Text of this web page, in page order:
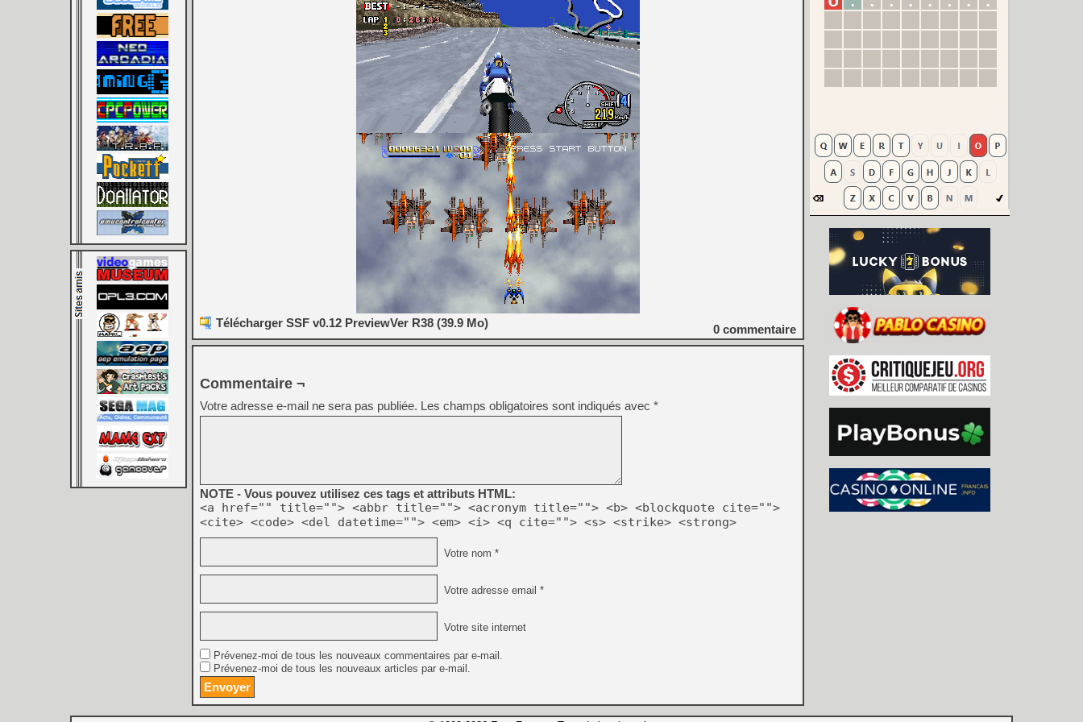
Télécharger SSF v0.12 PreviewVer R38 (39.9 Mo) 0 commentaire
Commentaire ¬
Votre adresse e-mail ne sera pas publiée. Les champs obligatoires sont indiqués avec *
NOTE - Vous pouvez utilisez ces tags et attributs HTML:
<a href="" title=""> <abbr title=""> <acronym title=""> <b> <blockquote cite="">
<cite> <code> <del datetime=""> <em> <i> <q cite=""> <s> <strike> <strong>
Votre nom *
Votre adresse email *
Votre site internet
Prévenez-moi de tous les nouveaux commentaires par e-mail.
Prévenez-moi de tous les nouveaux articles par e-mail.